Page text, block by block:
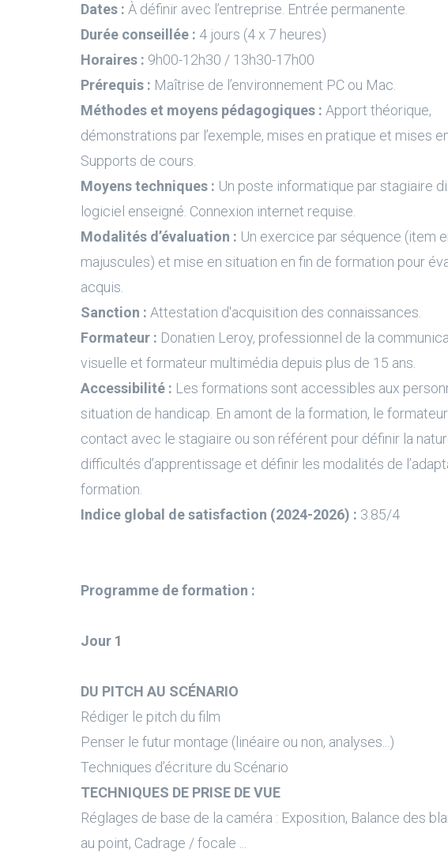
Dates : À définir avec l’entreprise. Entrée permanente.
Durée conseillée : 4 jours (4 x 7 heures)
Horaires : 9h00-12h30 / 13h30-17h00
Prérequis : Maîtrise de l’environnement PC ou Mac.
Méthodes et moyens pédagogiques : Apport théorique,
démonstrations par l’exemple, mises en pratique et mises
Supports de cours.
Moyens techniques : Un poste informatique par stagiaire
logiciel enseigné. Connexion internet requise.
Modalités d’évaluation : Un exercice par séquence (item
majuscules) et mise en situation en fin de formation pour
acquis.
Sanction : Attestation d'acquisition des connaissances.
Formateur : Donatien Leroy, professionnel de la
visuelle et formateur multimédia depuis plus de 15 ans.
Accessibilité : Les formations sont accessibles aux
situation de handicap. En amont de la formation, le
contact avec le stagiaire ou son référent pour définir la
difficultés d’apprentissage et définir les modalités de
formation.
Indice global de satisfaction (2024-2026) : 3.85/4
Programme de formation :
Jour 1
DU PITCH AU SCÉNARIO
Rédiger le pitch du film
Penser le futur montage (linéaire ou non, analyses...)
Techniques d’écriture du Scénario
TECHNIQUES DE PRISE DE VUE
Réglages de base de la caméra : Exposition, Balance des
au point, Cadrage / focale ...